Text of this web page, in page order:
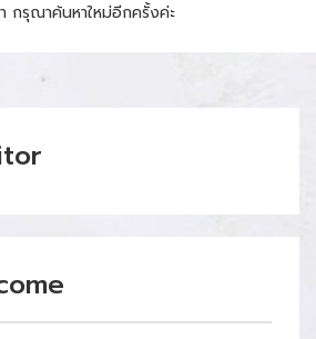
กรุณาค้นหาใหม่อีกครั้งค่ะ